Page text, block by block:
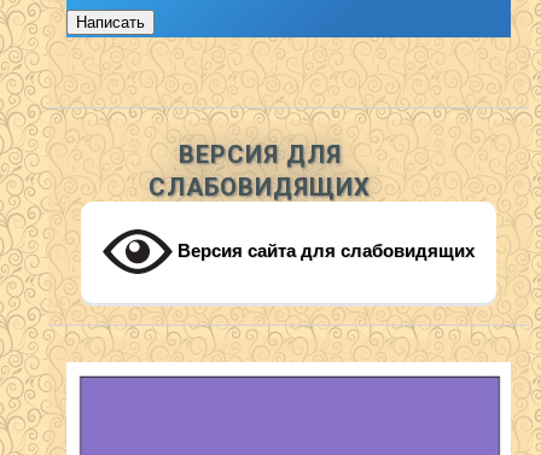
Написать
ВЕРСИЯ ДЛЯ
СЛАБОВИДЯЩИХ
Версия сайта для слабовидящих